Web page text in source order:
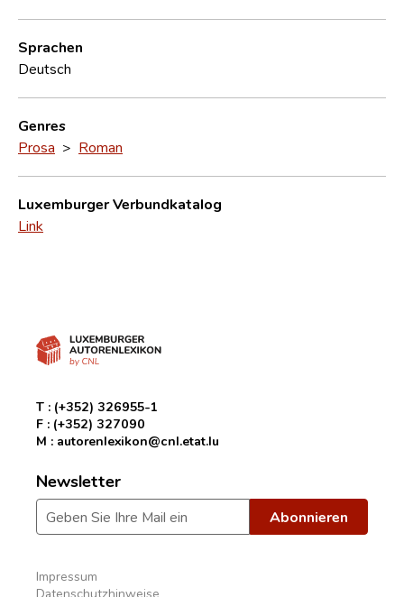
Sprachen
Deutsch
Genres
Prosa > Roman
Luxemburger Verbundkatalog
Link
T : (+352) 326955-1
F : (+352) 327090
M : autorenlexikon@cnl.etat.lu
Newsletter
Impressum
Datenschutzhinweise